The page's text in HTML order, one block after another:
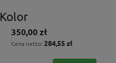
350,00 zł
Cena netto: 284,55 zł